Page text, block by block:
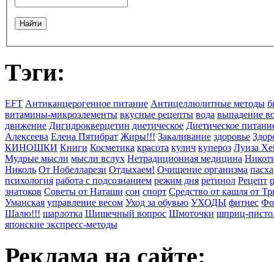
Тэги:
EFT Антиканцерогенное питание Антицеллюлитные методы
витамины-микроэлементы вкусные рецепты вода выпадение
движение Дигидрокверцетин диетическое Диетическое
Алексеева Елена Пятибрат Жиры!!! Закаливание здоровье
КИНОШКИ Книги Косметика красота кулич купероз Луиза
Мудрые мысли мысли вслух Нетрадиционная медицина
Николь От Нобелларези Отдыхаем! Очищение организма пасха
психология работа с подсознанием режим дня ретинол Рецепт
знатоков Советы от Наташи сон спорт Средство от кашля от
Уманская управление весом Уход за обувью УХОДЫ фитнес
Шалю!!! шарлотка Шишечный вопрос Шмоточки шприц-
японские экспресс-методы
Реклама на сайте: